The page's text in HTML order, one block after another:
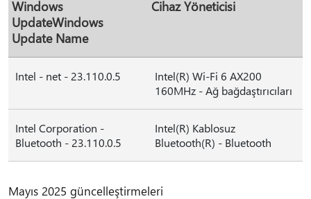
Windows
UpdateWindows
Update Name
Cihaz Yöneticisi
Intel - net - 23.110.0.5
Intel(R) Wi-Fi 6 AX200
160MHz - Ağ bağdaştırıcıları
Intel Corporation -
Bluetooth - 23.110.0.5
Intel(R) Kablosuz
Bluetooth(R) - Bluetooth
Mayıs 2025 güncelleştirmeleri